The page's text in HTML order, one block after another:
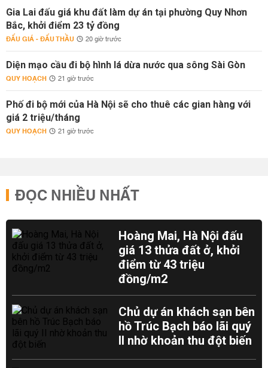
Gia Lai đấu giá khu đất làm dự án tại phường Quy Nhơn
Bắc, khởi điểm 23 tỷ đồng
ĐẤU GIÁ - ĐẤU THẦU 20 giờ trước
Diện mạo cầu đi bộ hình lá dừa nước qua sông Sài Gòn
QUY HOẠCH 21 giờ trước
Phố đi bộ mới của Hà Nội sẽ cho thuê các gian hàng với
giá 2 triệu/tháng
QUY HOẠCH 21 giờ trước
ĐỌC NHIỀU NHẤT
Hoàng Mai, Hà Nội đấu
giá 13 thửa đất ở, khởi
điểm từ 43 triệu
đồng/m2
Chủ dự án khách sạn bên
hồ Trúc Bạch báo lãi quý
II nhờ khoản thu đột biến